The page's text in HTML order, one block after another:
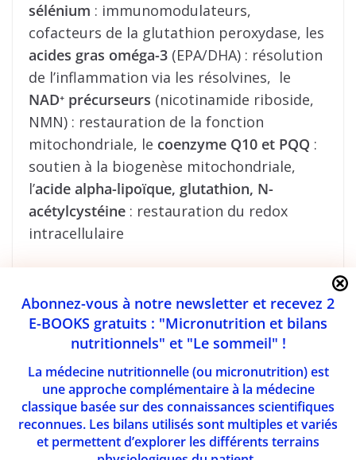
sélénium : immunomodulateurs,
cofacteurs de la glutathion peroxydase, les
acides gras oméga-3 (EPA/DHA) : résolution
de l’inflammation via les résolvines, le
NAD⁺ précurseurs (nicotinamide riboside,
NMN) : restauration de la fonction
mitochondriale, le coenzyme Q10 et PQQ :
soutien à la biogenèse mitochondriale,
l’acide alpha-lipoïque, glutathion, N-
acétylcystéine : restauration du redox
intracellulaire
profil du patient, validés par des tests
biologiques (bilan fonctionnel,
métabolomique, statut redox), et intégrés
dans un programme global d’alimentation
anti-inflammatoire, pauvre en toxines,
riche en polyphénols, en fibres
prébiotiques et en aliments régénérants.
Abonnez-vous à notre newsletter et recevez 2
E-BOOKS gratuits : "Micronutrition et bilans
nutritionnels" et "Le sommeil" !
La médecine nutritionnelle (ou micronutrition) est
une approche complémentaire à la médecine
classique basée sur des connaissances scientifiques
reconnues. Les bilans utilisés sont multiples et variés
et permettent d’explorer les différents terrains